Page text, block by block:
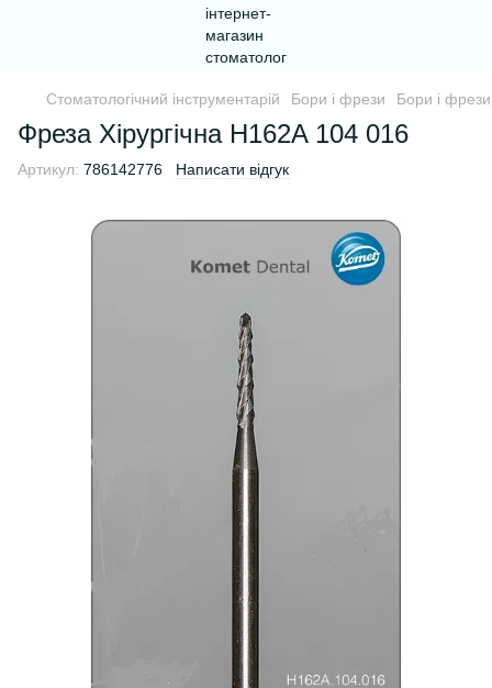
Стоматологічний інструментарій Бори і фрези Бори і
Фреза Хірургічна H162A 104 016
Артикул: 786142776 Написати відгук